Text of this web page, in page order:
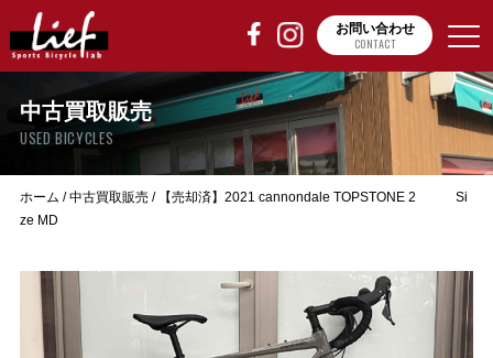
お問い合わせ
CONTACT
中古買取販売
USED BICYCLES
ホーム /中古買取販売/
【売却済】2021 cannondale TOPSTONE 2 Si
ze MD